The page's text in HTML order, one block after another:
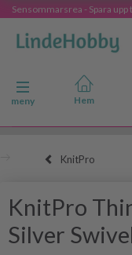
Sensommarsrea - Spara upp
Ändra navigering
meny
KnitPro
KnitPro
Silver